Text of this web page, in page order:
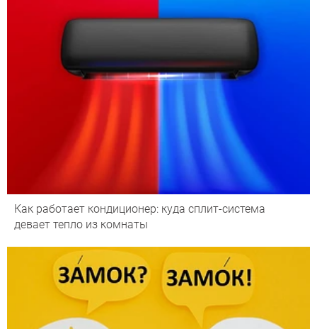
Как работает кондиционер: куда сплит-система
девает тепло из комнаты